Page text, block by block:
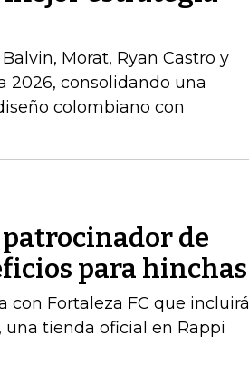
Morat, Ryan Castro y
2026, consolidando una
colombiano con
de
para hinchas
con Fortaleza FC que incluirá
tienda oficial en Rappi